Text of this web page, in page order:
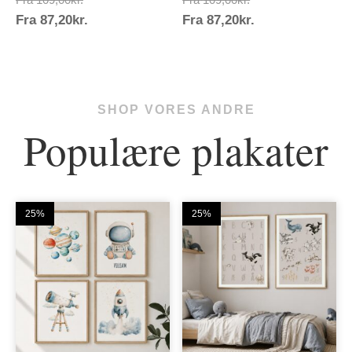
109,00kr.
Fra 87,20kr.
109,00kr.
Fra 87,20kr.
SHOP VORES ANDRE
Populære plakater
25% 25%